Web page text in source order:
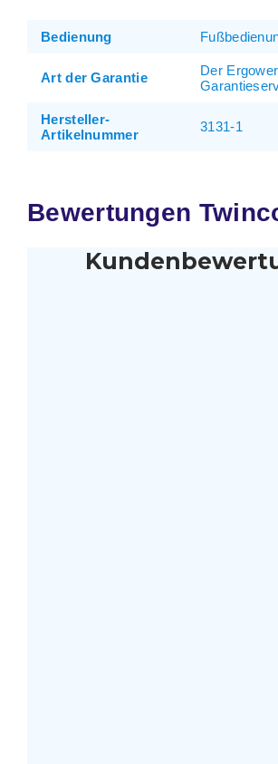
Bedienung
Art der Garantie
Der
Hersteller-
Artikelnummer
3131-1
Bewertungen